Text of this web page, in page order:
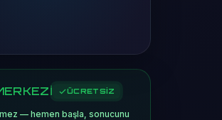
ÜCRETSİZ
— hemen başla, sonucunu